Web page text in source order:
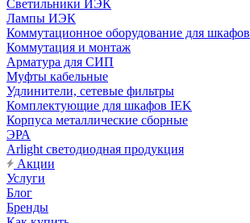
Светильники ИЭК
Лампы ИЭК
Коммутационное оборудование для шкафов
Коммутация и монтаж
Арматура для СИП
Муфты кабельные
Удлинители, сетевые фильтры
Комплектующие для шкафов IEK
Корпуса металлические сборные
ЭРА
Arlight светодиодная продукция
Акции
Услуги
Блог
Бренды